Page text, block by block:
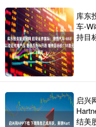
库东
车-
持目
启兴
结美